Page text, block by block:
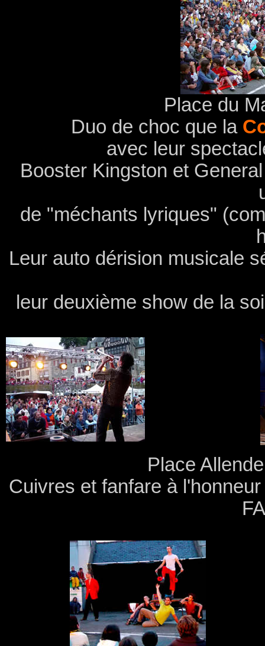
Place du
Duo de choc que la C
avec leur
Booster Kingston et
de "méchants lyriques"
Leur auto dérision musicale
leur deuxième show de la
Place
Cuivres et fanfare à